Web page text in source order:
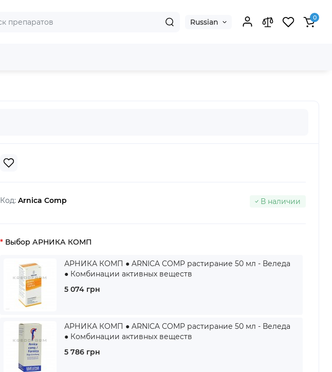
Russian 0
Код: Arnica Comp В наличии
Выбор АРНИКА КОМП
АРНИКА КОМП ● ARNICA COMP растирание 50 мл - Веледа
● Комбинации активных веществ
5 074 грн
АРНИКА КОМП ● ARNICA COMP растирание 50 мл - Веледа
● Комбинации активных веществ
5 786 грн